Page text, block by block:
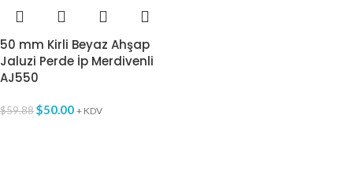
50 mm Kirli Beyaz Ahşap
Jaluzi Perde İp Merdivenli
AJ550
$59.88$50.00 + KDV